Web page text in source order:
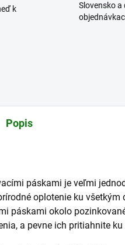
k
Slovensko a
Popis
páskami je veľmi
oplotenie ku všetkým
páskami okolo
a pevne ich pritiahnite